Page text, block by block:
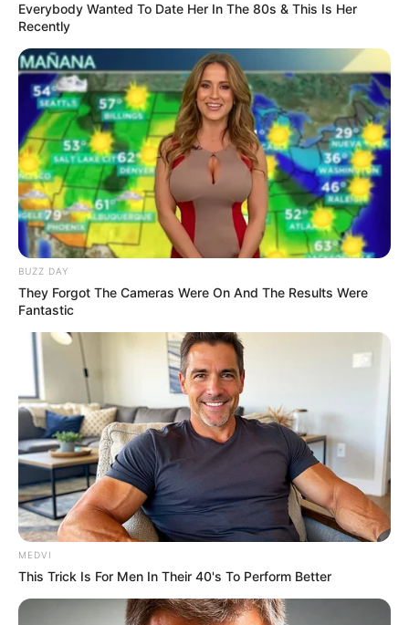
9. รูปปั้น หุ่นจำลองหากมีรูปปั้น หุ่นจำลองไว้ในบ้านจะช่วย
เสริมโชคลาภบารมีช่วยให้มีความสมดุลกลมกลืน แก้ไข
ความหยุดนิ่งของอิทธิพลจากดวงชะตาและพลังร้ายใน
สถานที่นั้นๆ
ติดตามดวงอื่นๆได้ที่ :Horoscope.mthai.com
สิ่งของเสริมมงคล ฮวงจุ้ย เสริมมงคล แก้เคล็ดฮวงจุ้ย
แก้ไขฮวงจุ้ย
ABOUT THE AUTHOR
เจ้าหมอดู
Everybody Wanted To Date Her In The 80s & This Is Her
Recently
BUZZ DAY
They Forgot The Cameras Were On And The Results Were
Fantastic
MEDVI
This Trick Is For Men In Their 40's To Perform Better